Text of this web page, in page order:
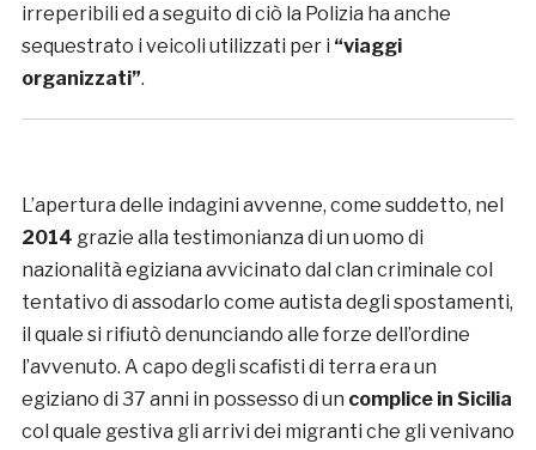
irreperibili ed a seguito di ciò la Polizia ha anche
sequestrato i veicoli utilizzati per i “viaggi
organizzati”.
L’apertura delle indagini avvenne, come suddetto, nel
2014 grazie alla testimonianza di un uomo di
nazionalità egiziana avvicinato dal clan criminale col
tentativo di assodarlo come autista degli spostamenti,
il quale si rifiutò denunciando alle forze dell’ordine
l’avvenuto. A capo degli scafisti di terra era un
egiziano di 37 anni in possesso di un complice in Sicilia
col quale gestiva gli arrivi dei migranti che gli venivano